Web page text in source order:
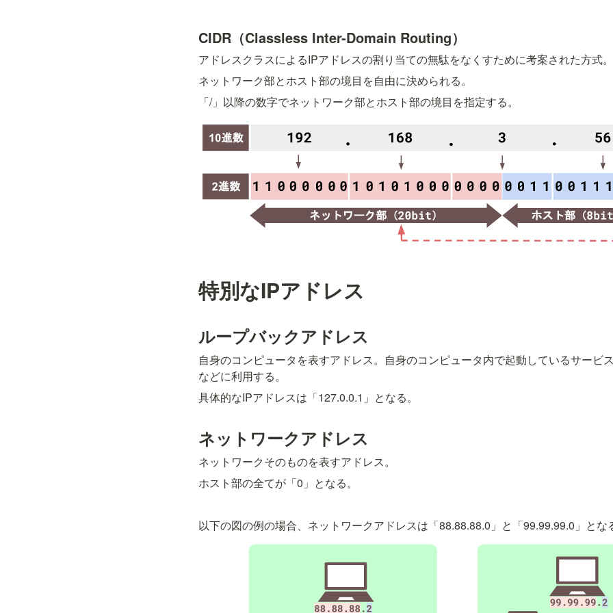
CIDR（Classless Inter-Domain Routing）
アドレスクラスによるIPアドレスの割り当ての無駄をなくすために考案された方式。
ネットワーク部とホスト部の境目を自由に決められる。
「/」以降の数字でネットワーク部とホスト部の境目を指定する。
特別なIPアドレス
ループバックアドレス
自身のコンピュータを表すアドレス。自身のコンピュータ内で起動しているサービ
などに利用する。
具体的なIPアドレスは「127.0.0.1」となる。
ネットワークアドレス
ネットワークそのものを表すアドレス。
ホスト部の全てが「0」となる。
以下の図の例の場合、ネットワークアドレスは「88.88.88.0」と「99.99.99.0」とな